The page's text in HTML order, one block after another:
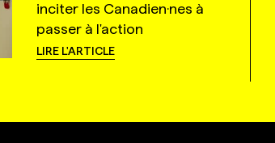
inciter les Canadien·nes à
passer à l'action
LIRE L'ARTICLE